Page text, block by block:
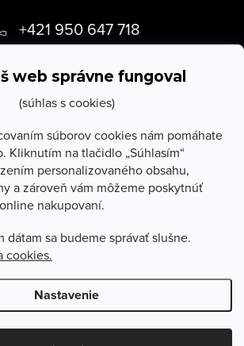
web správne fungoval
(súhlas s cookies)
súborov cookies nám pomáhate
Kliknutím na tlačidlo „Súhlasím“
personalizovaného obsahu,
a zároveň vám môžeme poskytnúť
nakupovaní.
dátam sa budeme správať slušne.
cookies.
Nastavenie
+421 950 647 718
Stevula.sk. Všetky práva vyhradené.Upraviť
nastavenie cookies